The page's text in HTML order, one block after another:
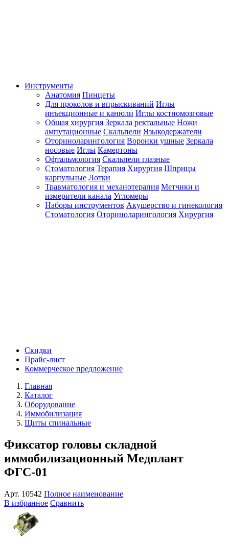
Инструменты
Анатомия Пинцеты
Для проколов и впрыскиваний Иглы
инъекционные и канюли Иглы костномозговые
Общая хирургия Зеркала ректальные Ножи
ампутационные Скальпели Языкодержатели
Оториноларингология Воронки ушные Зеркала
носовые Иглы Камертоны
Офтальмология Скальпели глазные
Стоматология Терапия Хирургия Шприцы
карпульные Лотки
Травматология и механотерапия Метчики и
измерители канала Угломеры
Наборы инструментов Акушерство и гинекология
Стоматология Оториноларингология Хирургия
Скидки
Прайс-лист
Коммерческое предложение
Главная
Каталог
Оборудование
Иммобилизация
Щиты спинальные
Фиксатор головы складной
иммобилизационный Медплант
ФГС-01
Арт. 10542 Полное наименование
В избранное Сравнить